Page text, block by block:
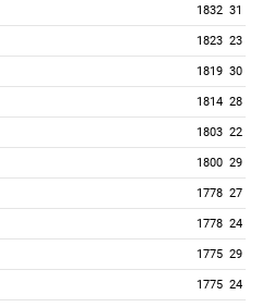
1832 31
1823 23
1819 30
1814 28
1803 22
1800 29
1778 27
1778 24
1775 29
1775 24